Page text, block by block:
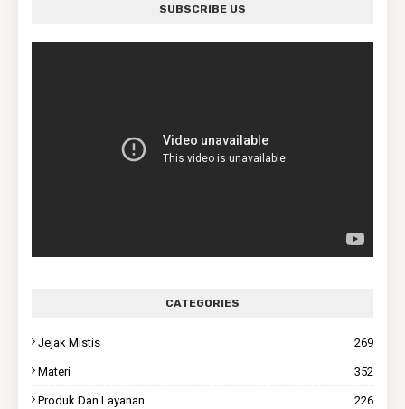
SUBSCRIBE US
CATEGORIES
Jejak Mistis 269
Materi 352
Produk Dan Layanan 226